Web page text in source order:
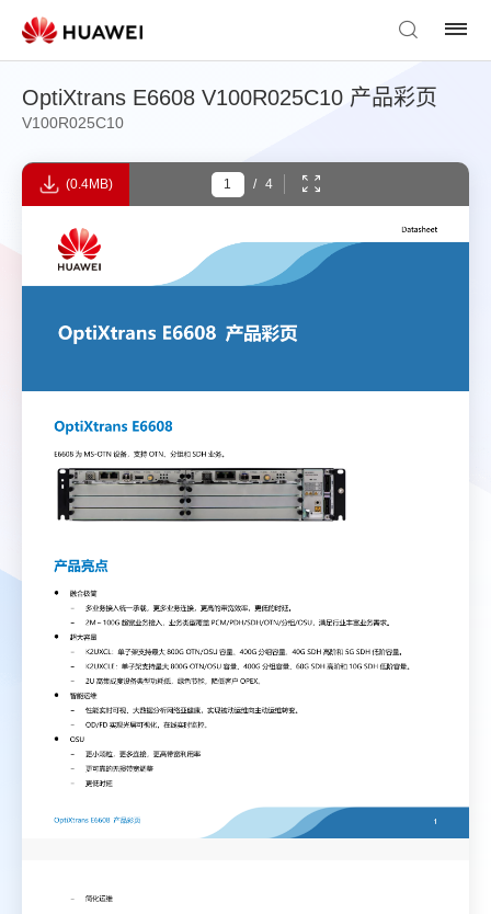
OptiXtrans E6608 V100R025C10 产品彩页
V100R025C10
(0.4MB) / 4